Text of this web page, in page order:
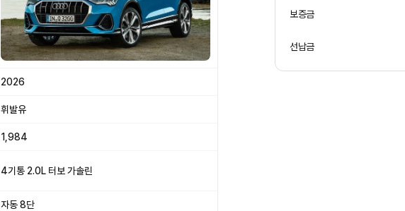
2026
휘발유
1,984
4기통 2.0L 터보 가솔린
자동 8단
보증금
선납금